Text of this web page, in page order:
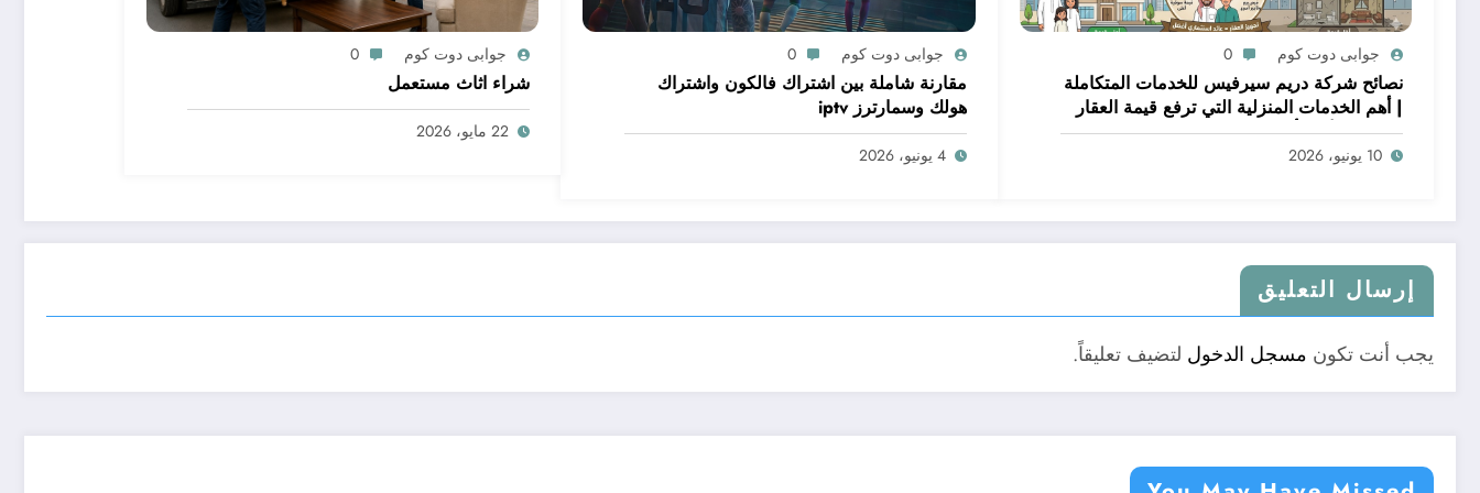
جوابى دوت كوم 0
نصائح شركة دريم سيرفيس للخدمات المتكاملة
| أهم الخدمات المنزلية التي ترفع قيمة العقار
قبل البيع أو التأجير
10 يونيو، 2026
جوابى دوت كوم 0
مقارنة شاملة بين اشتراك فالكون واشتراك
هولك وسمارترز iptv
4 يونيو، 2026
جوابى دوت كوم 0
شراء اثاث مستعمل
22 مايو، 2026
إرسال التعليق
يجب أنت تكون مسجل الدخول لتضيف تعليقاً.